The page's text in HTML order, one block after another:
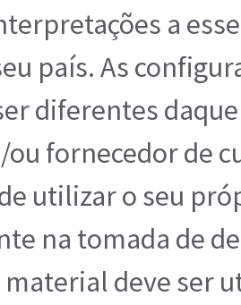
a
país. As
diferentes
ou fornecedor de
utilizar o seu
na tomada de
material deve ser